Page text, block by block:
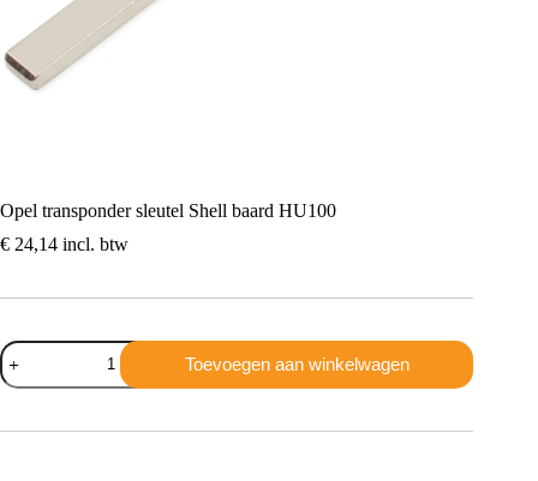
Opel transponder sleutel Shell baard HU100
€ 24,14 incl. btw
Opel
transponder
sleutel
baard
Toevoegen aan winkelwagen